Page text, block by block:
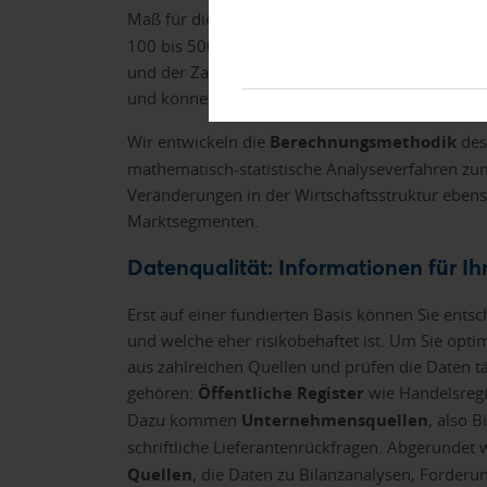
Maß für die
100 bis 500 oder 600 annehmen. Das
und der Zahlungseinstellung. So erhalten Sie
und können über weitere Maßnahmen
Wir entwickeln die Berechnungsmethodik
mathematisch-statistische Analyseverfahren
Veränderungen in der Wirtschaftsstruktur
Marktsegmenten.
Datenqualität: Informationen für
Erst auf einer fundierten Basis können Sie
und welche eher risikobehaftet ist. Um Sie
aus zahlreichen Quellen und prüfen die Daten
gehören: Öffentliche Register wie
Dazu kommen Unternehmensquellen, also
schriftliche Lieferantenrückfragen. Abgerundet
Quellen, die Daten zu Bilanzanalysen,